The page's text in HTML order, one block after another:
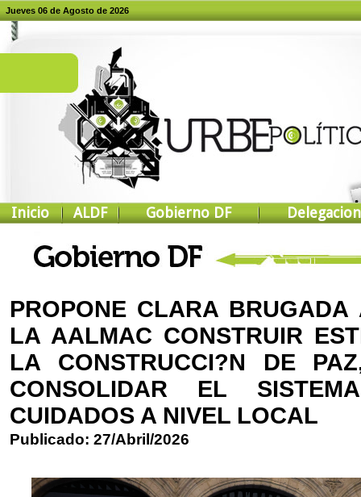
Jueves 06 de Agosto de 2026
Inicio ALDF Gobierno DF
PROPONE CLARA
LA AALMAC CONSTRUIR
LA CONSTRUCCI?N DE
CONSOLIDAR EL
CUIDADOS A NIVEL LOCAL
Publicado: 27/Abril/2026